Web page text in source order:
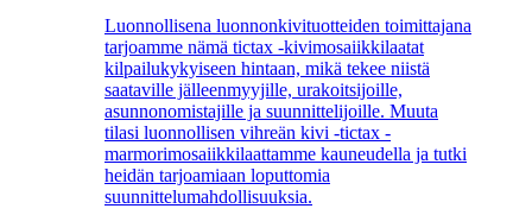
Luonnollisena luonnonkivituotteiden toimittajana
tarjoamme nämä tictax -kivimosaiikkilaatat
kilpailukykyiseen hintaan, mikä tekee niistä
saataville jälleenmyyjille, urakoitsijoille,
asunnonomistajille ja suunnittelijoille. Muuta
tilasi luonnollisen vihreän kivi -tictax -
marmorimosaiikkilaattamme kauneudella ja tutki
heidän tarjoamiaan loputtomia
suunnittelumahdollisuuksia.